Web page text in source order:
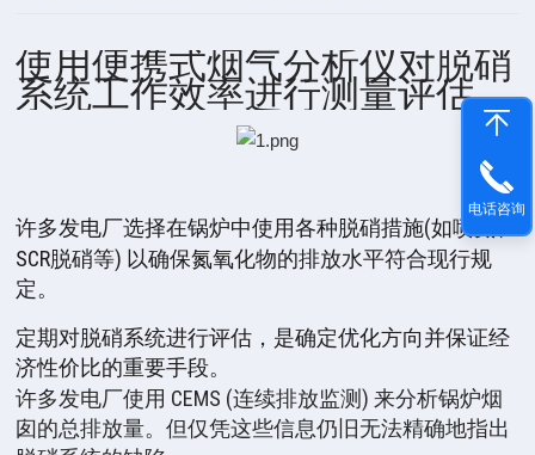
使用便携式烟气分析仪对脱硝
系统工作效率进行测量评估
许多发电厂选择在锅炉中使用各种脱硝措施(如喷氨、
SCR脱硝等) 以确保氮氧化物的排放水平符合现行规
定。
定期对脱硝系统进行评估，是确定优化方向并保证经
济性价比的重要手段。
许多发电厂使用 CEMS (连续排放监测 )来分析锅炉烟
囱的总排放量。但仅凭这些信息仍旧无法精确地指出
电话咨询